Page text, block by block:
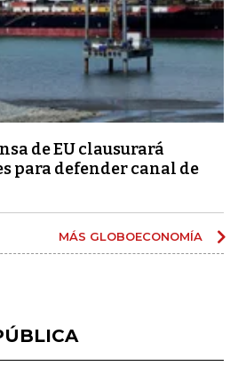
de EU clausurará
para defender canal de
MÁS GLOBOECONOMÍA